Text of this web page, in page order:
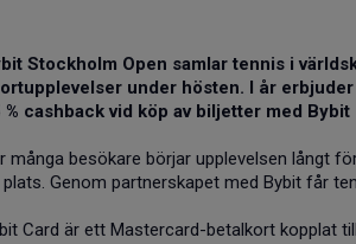
Stockholm Open samlar tennis i
under hösten. I år
% cashback vid köp av biljetter med Bybit
många besökare börjar upplevelsen långt
plats. Genom partnerskapet med Bybit får
Card är ett Mastercard-betalkort kopplat